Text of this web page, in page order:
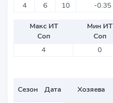
4
6 10 -0.35
Макс ИТ
Соп
Мин ИТ
Соп
4
0
Сезон Дата Хозяева